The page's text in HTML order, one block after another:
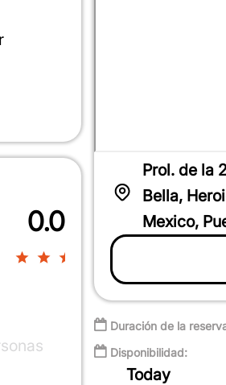
0.0
0%
Prol. de la
Bella,
Mexico,
Duración de la
Disponibilidad:
Today